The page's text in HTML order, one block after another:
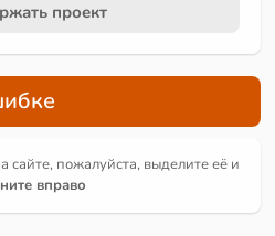
проект
сайте, пожалуйста, выделите её и
вправо